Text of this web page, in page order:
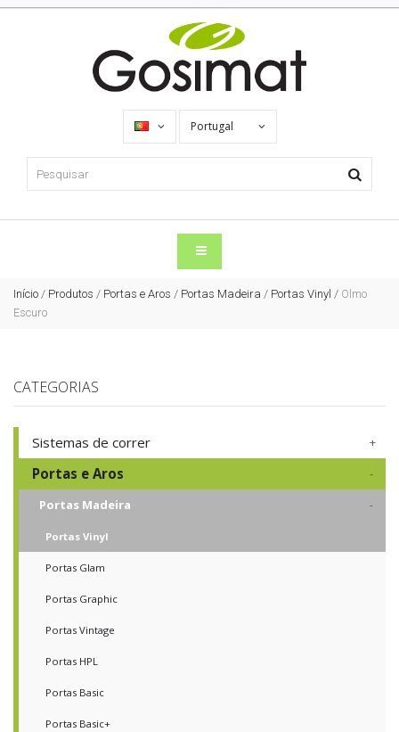
Portugal
Início / Produtos / Portas e Aros / Portas Madeira / Portas Vinyl / Olmo
Escuro
CATEGORIAS
Sistemas de correr
Portas e Aros
Portas Madeira
Portas Vinyl
Portas Glam
Portas Graphic
Portas Vintage
Portas HPL
Portas Basic
Portas Basic+